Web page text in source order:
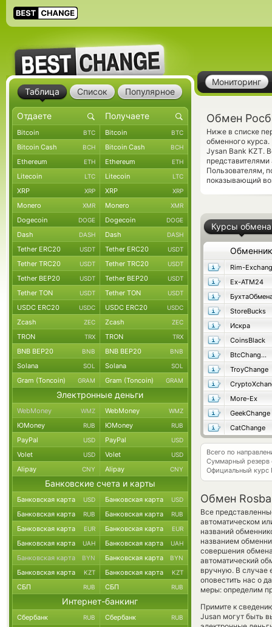
Мониторинг
Обмен
Ниже в списке
обменного
Jysan Bank KZT.
Пользователям,
показывающий
Курсы обмена
Обменник
Rim-
Ex-ATM24
StoreBucks
Искра
CoinsBlack
BtcChange24
TroyChange
More-Ex
GeekChange
CatChange
Всего по
Суммарный резерв
Официальный курс
Обмен
Все
автоматическом
названий
названием
совершения
автоматический
вручную. В случае
оповестить нас о
меры: определим
Примите к
Jusan могут быть
Таблица Список Популярное
Bitcoin BTC Bitcoin BTC
Bitcoin Cash BCH Bitcoin Cash BCH
Ethereum ETH Ethereum ETH
Litecoin LTC Litecoin LTC
XRP XRP XRP XRP
Monero XMR Monero XMR
Dogecoin DOGE Dogecoin DOGE
Dash DASH Dash DASH
Tether ERC20 USDT Tether ERC20 USDT
Tether TRC20 USDT Tether TRC20 USDT
Tether BEP20 USDT Tether BEP20 USDT
Tether TON USDT Tether TON USDT
USDC ERC20 USDC USDC ERC20 USDC
Zcash ZEC Zcash ZEC
TRON TRX TRON TRX
BNB BEP20 BNB BNB BEP20 BNB
Solana SOL Solana SOL
Gram (Toncoin) GRAM Gram (Toncoin) GRAM
Электронные деньги
WebMoney WMZ WebMoney WMZ
ЮMoney RUB ЮMoney RUB
PayPal USD PayPal USD
Volet USD Volet USD
Alipay CNY Alipay CNY
Банковские счета и карты
Банковская карта USD Банковская карта USD
Банковская карта RUB Банковская карта RUB
Банковская карта EUR Банковская карта EUR
Банковская карта UAH Банковская карта UAH
Банковская карта BYN Банковская карта BYN
Банковская карта KZT Банковская карта KZT
СБП RUB СБП RUB
Интернет-банкинг
Сбербанк RUB Сбербанк RUB